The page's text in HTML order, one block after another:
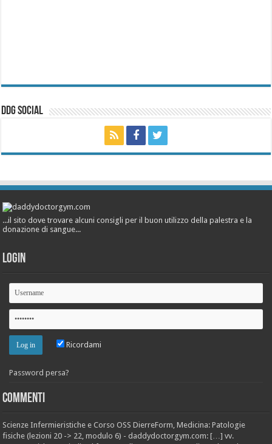
ddg Social
...il sito dove trovare alcuni consigli per il buon utilizzo della palestra e la
donazione di sangue...
Login
Ricordami
Password persa?
Commenti
Scienze Infermieristiche e Corso OSS DierreForm, Medicina: Patologie
fisiche (lezioni 20 -> 22, modulo 6) - daddydoctorgym.com: […] vv.